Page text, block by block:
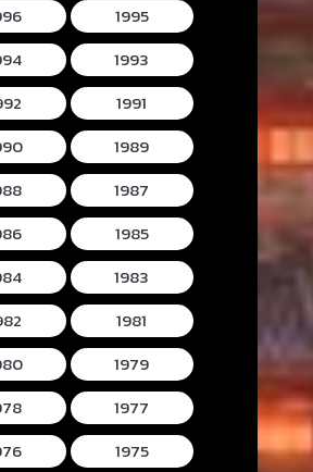
1995
1993
1991
1989
1987
1985
1983
1981
1979
1977
1975